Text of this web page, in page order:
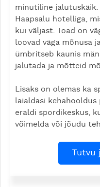
minutiline jalutuskäik.
Haapsalu hotelliga,
kui väljast. Toad on
loovad väga mõnusa
ümbritseb kaunis
jalutada ja mõtteid
Lisaks on olemas ka
laialdasi
eraldi spordikeskus,
võimelda või jõudu
Tutvu